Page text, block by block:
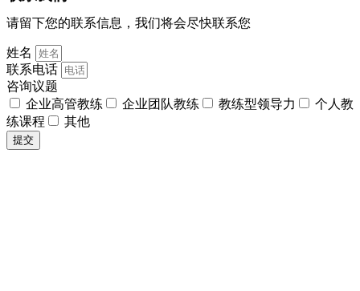
请留下您的联系信息，我们将会尽快联系您
姓名
联系电话
咨询议题
企业高管教练
企业团队教练 教练型领导力
个人教
练课程
其他
提交